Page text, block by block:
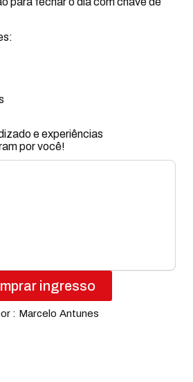
e experiências
por você!
ingresso
: Marcelo Antunes